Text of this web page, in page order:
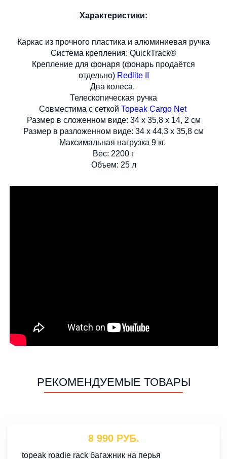
Характеристики:
Каркас из прочного пластика и алюминиевая ручка
Система крепления: QuickTrack®
Крепление для фонаря (фонарь продаётся
отдельно) Redlite II
Два колеса.
Телескопическая ручка
Совместима с сеткой Topeak Cargo Net
Размер в сложенном виде: 34 x 35,8 x 14, 2 см
Размер в разложенном виде: 34 x 44,3 x 35,8 см
Максимальная нагрузка 9 кг.
Вес: 2200 г
Объем: 25 л
РЕКОМЕНДУЕМЫЕ ТОВАРЫ
8 990 РУБ.
topeak roadie rack багажник на перья